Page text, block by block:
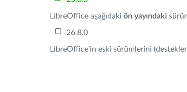
LibreOffice aşağıdaki ön yayındaki
26.8.0
LibreOffice'in eski sürümlerini